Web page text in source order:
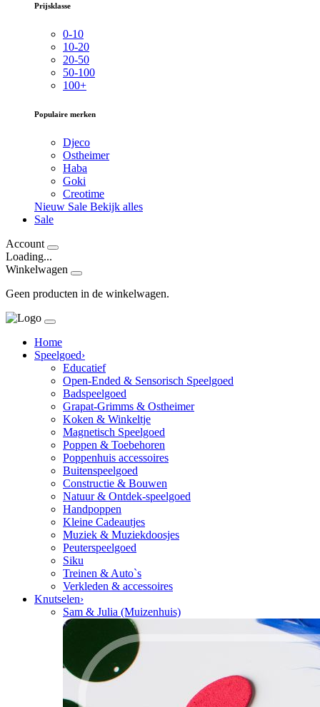
Prijsklasse
0-10
10-20
20-50
50-100
100+
Populaire merken
Djeco
Ostheimer
Haba
Goki
Creotime
Nieuw Sale Bekijk alles
Sale
Account
Loading...
Winkelwagen
Geen producten in de winkelwagen.
Home
Speelgoed›
Educatief
Open-Ended & Sensorisch Speelgoed
Badspeelgoed
Grapat-Grimms & Ostheimer
Koken & Winkeltje
Magnetisch Speelgoed
Poppen & Toebehoren
Poppenhuis accessoires
Buitenspeelgoed
Constructie & Bouwen
Natuur & Ontdek-speelgoed
Handpoppen
Kleine Cadeautjes
Muziek & Muziekdoosjes
Peuterspeelgoed
Siku
Treinen & Auto`s
Verkleden & accessoires
Knutselen›
Sam & Julia (Muizenhuis)